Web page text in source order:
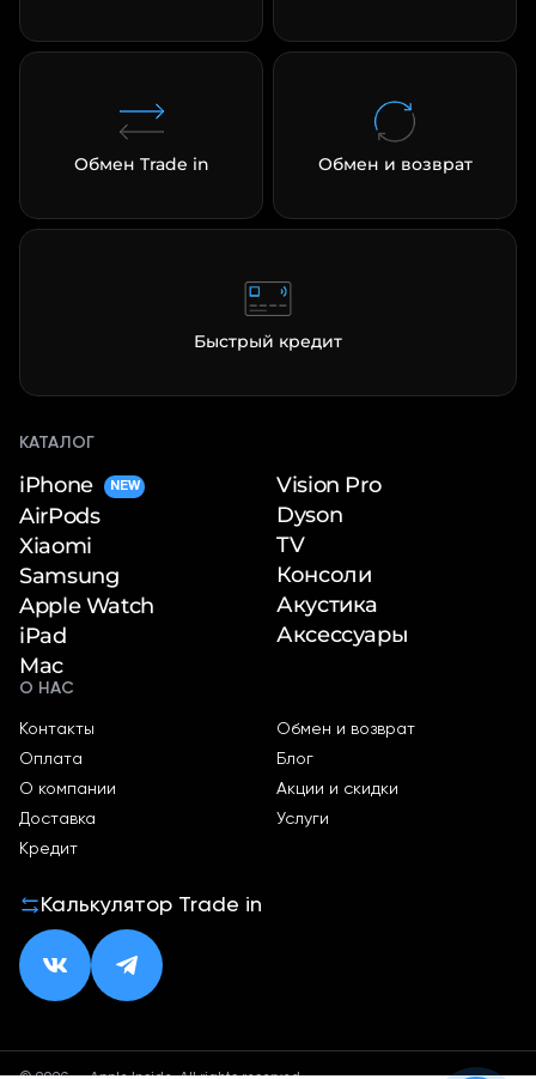
Обмен Trade in Обмен и возврат
Быстрый кредит
КАТАЛОГ
iPhone NEW
AirPods
Xiaomi
Samsung
Apple Watch
iPad
Mac
Vision Pro
Dyson
TV
Консоли
Акустика
Аксессуары
О НАС
Контакты
Оплата
О компании
Доставка
Кредит
Обмен и возврат
Блог
Акции и скидки
Услуги
Калькулятор Trade in